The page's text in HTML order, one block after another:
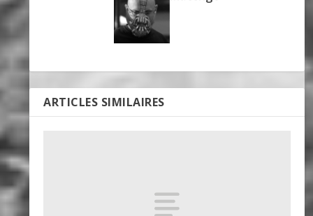
ARTICLES SIMILAIRES